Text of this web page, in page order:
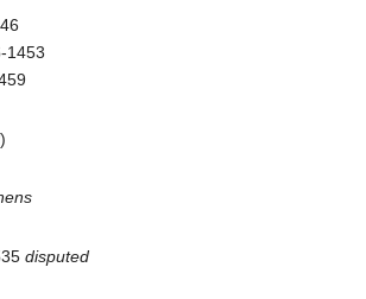
1453
)
disputed